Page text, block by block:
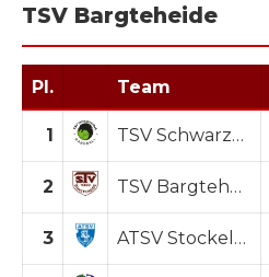
TSV Bargteheide
Pl. Team
1 TSV Schwarzenbek
2 TSV Bargteheide
3 ATSV Stockelsdorf